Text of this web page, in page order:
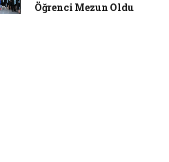
Öğrenci Mezun Oldu